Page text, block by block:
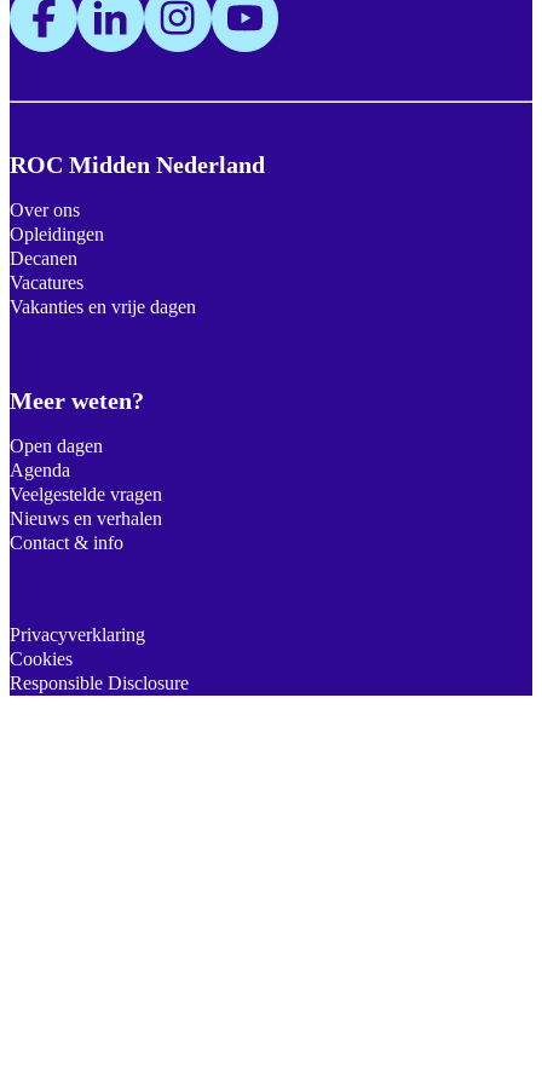
ROC Midden Nederland
Over ons
Opleidingen
Decanen
Vacatures
Vakanties en vrije dagen
Meer weten?
Open dagen
Agenda
Veelgestelde vragen
Nieuws en verhalen
Contact & info
Privacyverklaring
Cookies
Responsible Disclosure